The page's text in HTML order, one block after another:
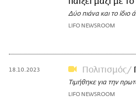
Δύο πιάνα και το ίδιο
LIFO NEWSROOM
18.10.2023 Πολιτισμός
Τιμήθηκε για την
LIFO NEWSROOM